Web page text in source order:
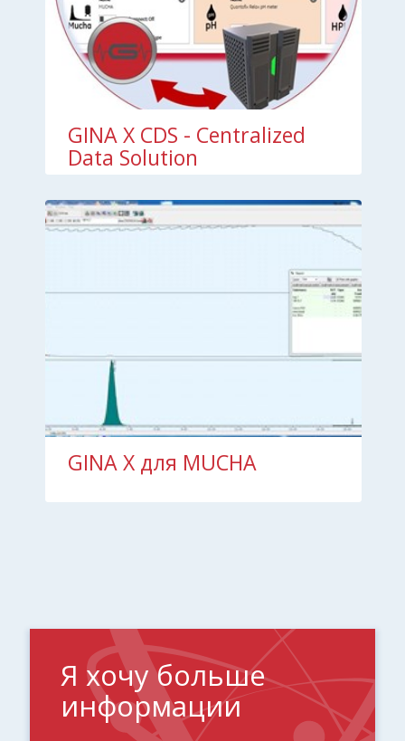
GINA X CDS - Centralized
Data Solution
GINA X для MUCHA
Я хочу больше
информации